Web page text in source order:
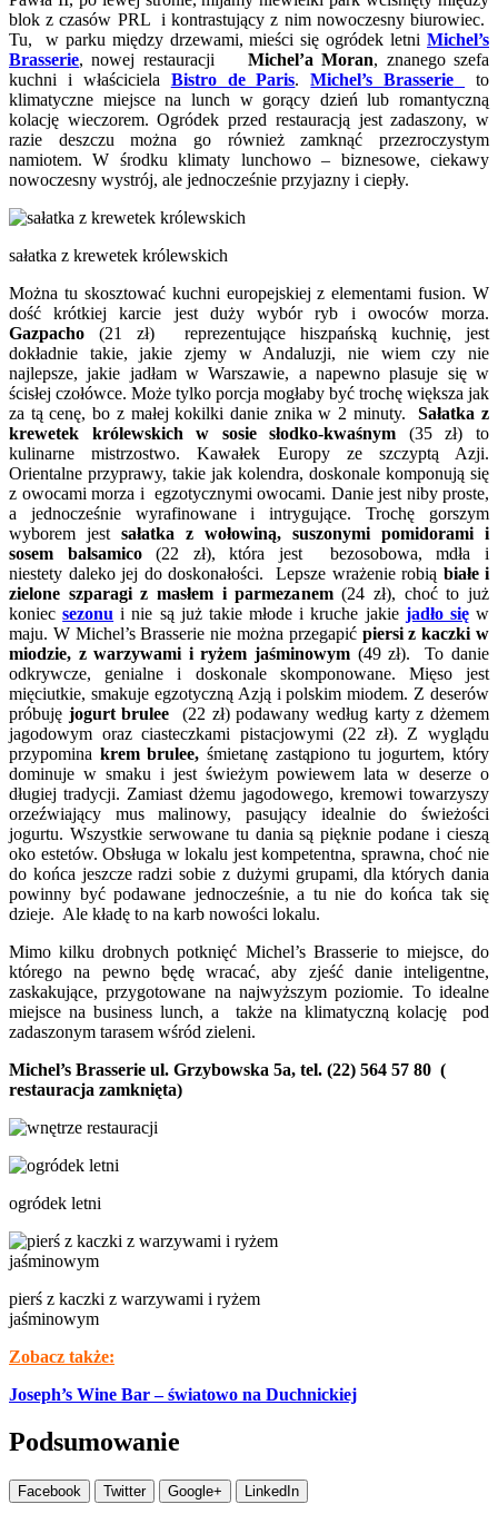
blok z czasów PRL i kontrastujący z nim nowoczesny biurowiec.
Tu, w parku między drzewami, mieści się ogródek letni Michel’s
Brasserie, nowej restauracji Michel’a Moran, znanego szefa
kuchni i właściciela Bistro de Paris.Michel’s Brasserie
to
klimatyczne miejsce na lunch w gorący dzień lub romantyczną
kolację wieczorem. Ogródek przed restauracją jest zadaszony, w
razie deszczu można go również zamknąć przezroczystym
namiotem. W środku klimaty lunchowo – biznesowe, ciekawy
nowoczesny wystrój, ale jednocześnie przyjazny i ciepły.
sałatka z krewetek królewskich
Można tu skosztować kuchni europejskiej z elementami fusion. W
dość krótkiej karcie jest duży wybór ryb i owoców morza.
Gazpacho(21 zł) reprezentujące hiszpańską kuchnię, jest
dokładnie takie, jakie zjemy w Andaluzji, nie wiem czy nie
najlepsze, jakie jadłam w Warszawie, a napewno plasuje się w
ścisłej czołówce. Może tylko porcja mogłaby być trochę większa jak
za tą cenę, bo z małej kokilki danie znika w 2 minuty.Sałatka z
krewetek królewskich w sosie słodko-kwaśnym (35 zł) to
kulinarne mistrzostwo. Kawałek Europy ze szczyptą Azji.
Orientalne przyprawy, takie jak kolendra, doskonale komponują się
z owocami morza i egzotycznymi owocami. Danie jest niby proste,
a jednocześnie wyrafinowane i intrygujące. Trochę gorszym
wyborem jest sałatka z wołowiną, suszonymi pomidorami i
sosem balsamico(22 zł), która jest bezosobowa, mdła i
niestety daleko jej do doskonałości. Lepsze wrażenie robią białe i
zielone szparagi z masłem i parmezanem(24 zł), choć to już
koniecsezonu i nie są już takie młode i kruche jakie jadło sięw
maju. W Michel’s Brasserie nie można przegapić piersi z kaczki w
miodzie, z warzywami i ryżem jaśminowym (49 zł). To danie
odkrywcze, genialne i doskonale skomponowane. Mięso jest
mięciutkie, smakuje egzotyczną Azją i polskim miodem. Z deserów
próbuję jogurt brulee (22 zł) podawany według karty z dżemem
jagodowym oraz ciasteczkami pistacjowymi (22 zł). Z wyglądu
przypomina krem brulee, śmietanę zastąpiono tu jogurtem, który
dominuje w smaku i jest świeżym powiewem lata w deserze o
długiej tradycji. Zamiast dżemu jagodowego, kremowi towarzyszy
orzeźwiający mus malinowy, pasujący idealnie do świeżości
jogurtu. Wszystkie serwowane tu dania są pięknie podane i cieszą
oko estetów. Obsługa w lokalu jest kompetentna, sprawna, choć nie
do końca jeszcze radzi sobie z dużymi grupami, dla których dania
powinny być podawane jednocześnie, a tu nie do końca tak się
dzieje. Ale kładę to na karb nowości lokalu.
Mimo kilku drobnych potknięć Michel’s Brasserie to miejsce, do
którego na pewno będę wracać, aby zjeść danie inteligentne,
zaskakujące, przygotowane na najwyższym poziomie. To idealne
miejsce na business lunch, a także na klimatyczną kolację pod
zadaszonym tarasem wśród zieleni.
Michel’s Brasserie ul. Grzybowska 5a, tel. (22) 564 57 80 (
restauracja zamknięta)
ogródek letni
pierś z kaczki z warzywami i ryżem
jaśminowym
Zobacz także:
Joseph’s Wine Bar – światowo na Duchnickiej
Podsumowanie
Facebook Twitter Google+ LinkedIn